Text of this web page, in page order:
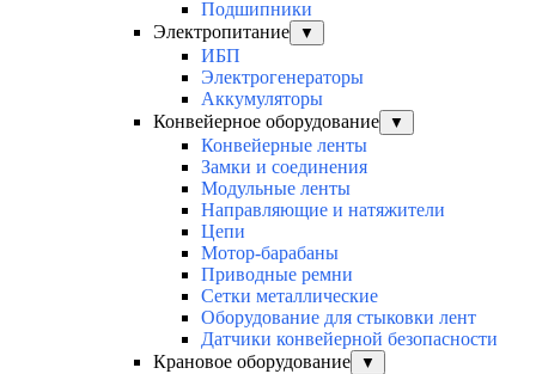
Подшипники
Электропитание
▼
ИБП
Электрогенераторы
Аккумуляторы
Конвейерное оборудование
▼
Конвейерные ленты
Замки и соединения
Модульные ленты
Направляющие и натяжители
Цепи
Мотор-барабаны
Приводные ремни
Сетки металлические
Оборудование для стыковки лент
Датчики конвейерной безопасности
Крановое оборудование
▼